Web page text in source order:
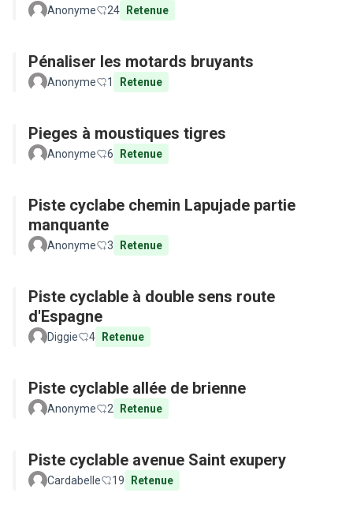
Anonyme 24 Retenue
Pénaliser les motards bruyants
Anonyme 1 Retenue
Pieges à moustiques tigres
Anonyme 6 Retenue
Piste cyclabe chemin Lapujade partie
manquante
Anonyme 3 Retenue
Piste cyclable à double sens route
d'Espagne
Diggie 4 Retenue
Piste cyclable allée de brienne
Anonyme 2 Retenue
Piste cyclable avenue Saint exupery
Cardabelle 19 Retenue